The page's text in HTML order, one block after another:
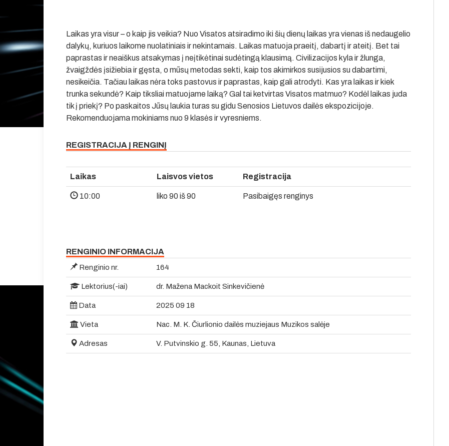
Laikas yra visur – o kaip jis veikia? Nuo Visatos atsiradimo iki šių dienų laikas yra vienas iš nedaugelio
dalykų, kuriuos laikome nuolatiniais ir nekintamais. Laikas matuoja praeitį, dabartį ir ateitį. Bet tai
paprastas ir neaiškus atsakymas į neįtikėtinai sudėtingą klausimą. Civilizacijos kyla ir žlunga,
žvaigždės įsižiebia ir gęsta, o mūsų metodas sekti, kaip tos akimirkos susijusios su dabartimi,
nesikeičia. Tačiau laikas nėra toks pastovus ir paprastas, kaip gali atrodyti. Kas yra laikas ir kiek
trunka sekundė? Kaip tiksliai matuojame laiką? Gal tai ketvirtas Visatos matmuo? Kodėl laikas juda
tik į priekį? Po paskaitos Jūsų laukia turas su gidu Senosios Lietuvos dailės ekspozicijoje.
Rekomenduojama mokiniams nuo 9 klasės ir vyresniems.
REGISTRACIJA Į RENGINĮ
Laikas Laisvos vietos Registracija
10:00 liko 90 iš 90 Pasibaigęs renginys
RENGINIO INFORMACIJA
Renginio nr. 164
Lektorius(-iai) dr. Mažena Mackoit Sinkevičienė
Data 2025 09 18
Vieta Nac. M. K. Čiurlionio dailės muziejaus Muzikos salėje
Adresas V. Putvinskio g. 55, Kaunas, Lietuva